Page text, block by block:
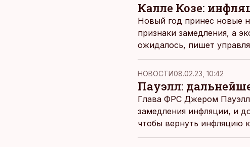
Калле Козе:
Новый год принес новые
признаки замедления, а
ожидалось, пишет
НОВОСТИ08.02.23, 10:42
Пауэлл:
Глава ФРС Джером
замедления инфляции, и
чтобы вернуть инфляцию